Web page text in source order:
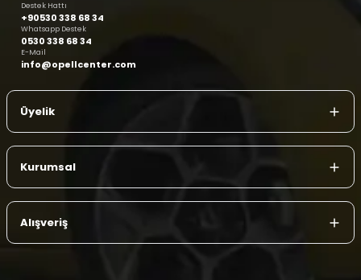
Destek Hattı
+90530 338 68 34
Whatsapp Destek
0530 338 68 34
E-Mail
info@opellcenter.com
Üyelik
Kurumsal
Alışveriş